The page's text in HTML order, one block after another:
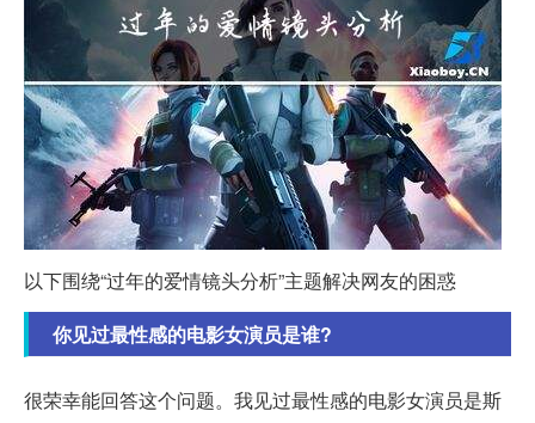
以下围绕“过年的爱情镜头分析”主题解决网友的困惑
你见过最性感的电影女演员是谁?
很荣幸能回答这个问题。我见过最性感的电影女演员是斯